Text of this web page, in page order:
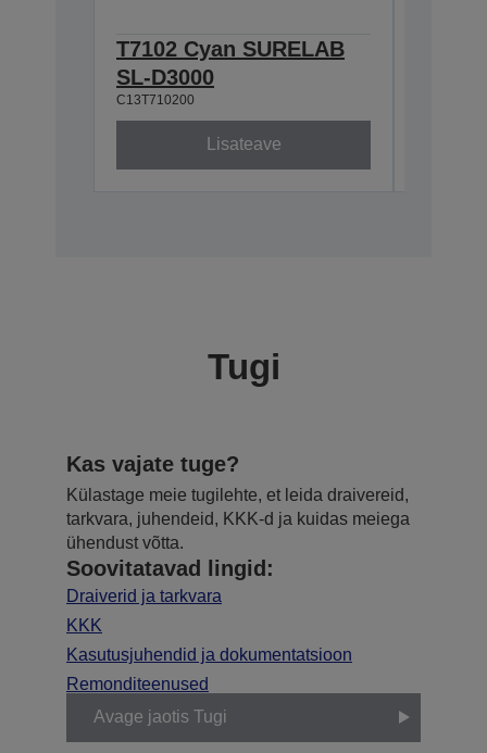
T7102 Cyan SURELAB
SL-D3000
C13T710200
Lisateave
Tugi
Kas vajate tuge?
Külastage meie tugilehte, et leida draivereid,
tarkvara, juhendeid, KKK-d ja kuidas meiega
ühendust võtta.
Soovitatavad lingid:
Draiverid ja tarkvara
KKK
Kasutusjuhendid ja dokumentatsioon
Remonditeenused
Avage jaotis Tugi